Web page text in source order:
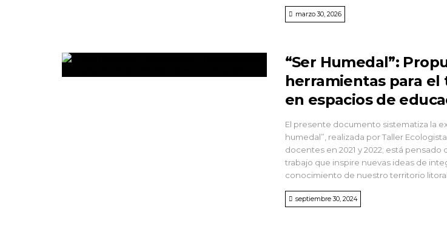
marzo 30, 2026
“Ser Humedal”:
herramientas para el
en espacios de
El presente documento sistematiza la
humedal”, realizada por Taller
docentes en 2021 y 2022; está pensado
trabajo que inspire nuevas ideas de
conocimiento de nuestro territorio litoral
septiembre 30, 2024